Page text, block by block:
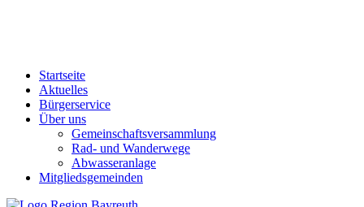
Startseite
Aktuelles
Bürgerservice
Über uns
Gemeinschaftsversammlung
Rad- und Wanderwege
Abwasseranlage
Mitgliedsgemeinden